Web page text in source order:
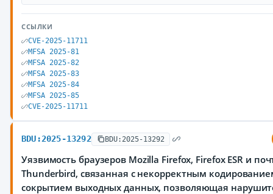
ССЫЛКИ
CVE-2025-11711
MFSA 2025-81
MFSA 2025-82
MFSA 2025-83
MFSA 2025-84
MFSA 2025-85
CVE-2025-11711
BDU:2025-13292 BDU:2025-13292
Уязвимость браузеров Mozilla Firefox, Firefox ESR и
Thunderbird, связанная с некорректным
сокрытием выходных данных, позволяющая